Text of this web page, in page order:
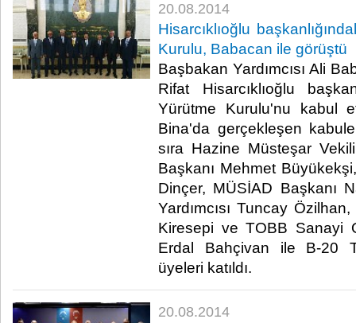
20.08.2014
Hisarcıklıoğlu
Kurulu, Babacan ile görüştü
Başbakan Yardımcısı Ali
Rifat Hisarcıklıoğlu
Yürütme Kurulu'nu kabul
Bina'da gerçekleşen
sıra Hazine Müsteşar
Başkanı Mehmet
Dinçer, MÜSİAD Başkanı
Yardımcısı Tuncay
Kiresepi ve TOBB Sanayi
Erdal Bahçivan ile B-20
üyeleri katıldı.​
20.08.2014